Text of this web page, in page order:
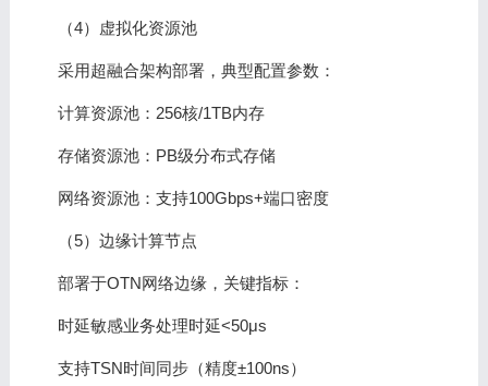
（4）虚拟化资源池
采用超融合架构部署，典型配置参数：
计算资源池：256核/1TB内存
存储资源池：PB级分布式存储
网络资源池：支持100Gbps+端口密度
（5）边缘计算节点
部署于OTN网络边缘，关键指标：
时延敏感业务处理时延<50μs
支持TSN时间同步（精度±100ns）